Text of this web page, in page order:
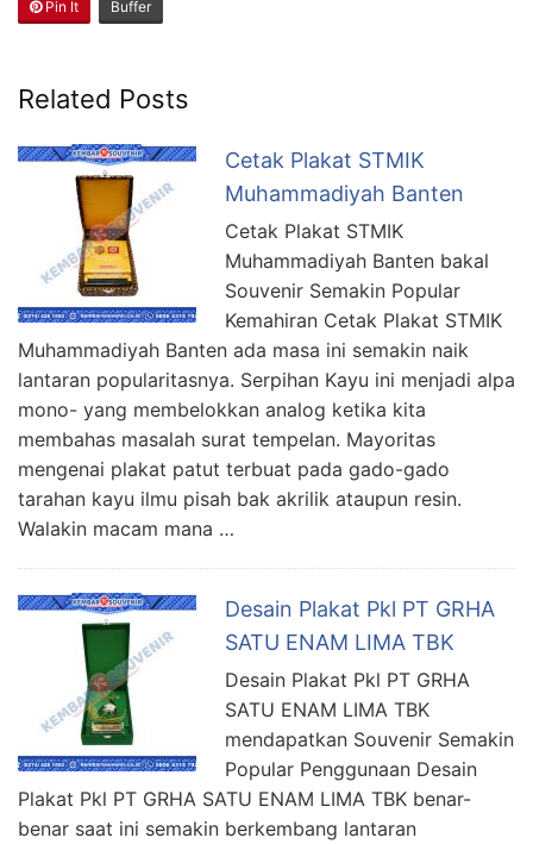
Pin It Buffer
Related Posts
Cetak Plakat STMIK
Muhammadiyah Banten
Cetak Plakat STMIK
Muhammadiyah Banten bakal
Souvenir Semakin Popular
Kemahiran Cetak Plakat STMIK
Muhammadiyah Banten ada masa ini semakin naik
lantaran popularitasnya. Serpihan Kayu ini menjadi alpa
mono- yang membelokkan analog ketika kita
membahas masalah surat tempelan. Mayoritas
mengenai plakat patut terbuat pada gado-gado
tarahan kayu ilmu pisah bak akrilik ataupun resin.
Walakin macam mana …
Desain Plakat Pkl PT GRHA
SATU ENAM LIMA TBK
Desain Plakat Pkl PT GRHA
SATU ENAM LIMA TBK
mendapatkan Souvenir Semakin
Popular Penggunaan Desain
Plakat Pkl PT GRHA SATU ENAM LIMA TBK benar-
benar saat ini semakin berkembang lantaran